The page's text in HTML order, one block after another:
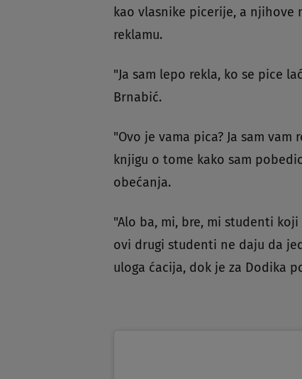
kao vlasnike picerije, a njihove
reklamu.
"Ja sam lepo rekla, ko se pice
Brnabić.
"Ovo je vama pica? Ja sam
knjigu o tome kako sam
obećanja.
"Alo ba, mi, bre, mi studenti
ovi drugi studenti ne daju da
uloga ćacija, dok je za Dodika